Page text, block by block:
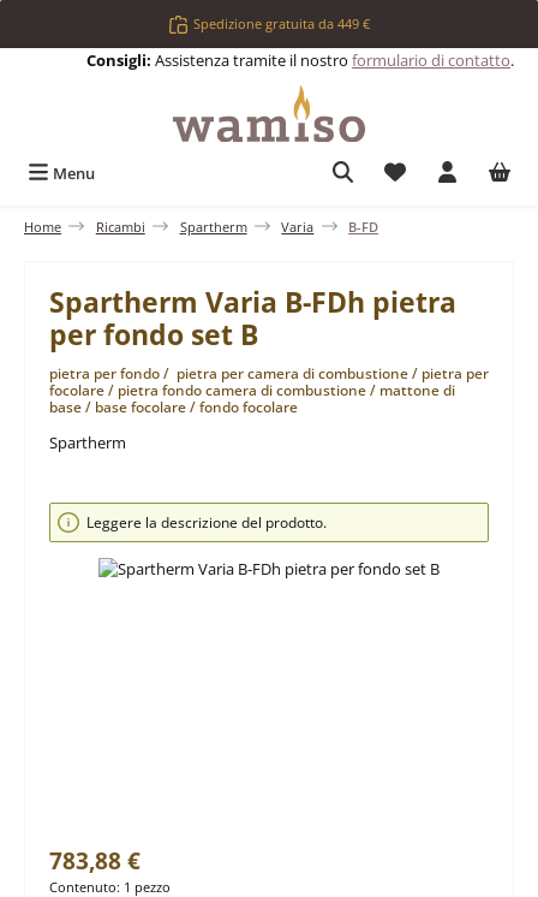
Passa al contenuto principaleSpedizione gratuita da 449 €
Consigli: Assistenza tramite il nostro formulario di contatto.
Menu Hai 0 articoli
Home Ricambi Spartherm Varia B-FD
Spartherm Varia B-FDh pietra
per fondo set B
pietra per fondo / pietra per camera di combustione / pietra per
focolare / pietra fondo camera di combustione / mattone di
base / base focolare / fondo focolare
Spartherm
Salta la galleria di immagini
Leggere la descrizione del prodotto.
Prezzo normale:
783,88 €
Contenuto: 1 pezzo